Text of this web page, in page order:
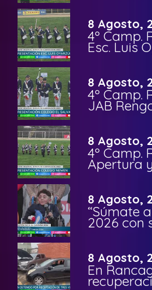
8 Agosto,
4º Camp.
Esc. Luis
8 Agosto,
4º Camp.
JAB
8 Agosto,
4º Camp.
Apertura
8 Agosto,
“Súmate
2026 con
8 Agosto,
En